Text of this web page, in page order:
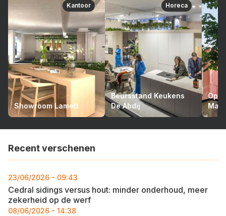
Kantoor
Showroom Lamett
Horeca
Beursstand Keukens
De Abdij
Recent verschenen
23/06/2026 - 09:43
Cedral sidings versus hout: minder onderhoud, meer
zekerheid op de werf
08/06/2026 - 14:38